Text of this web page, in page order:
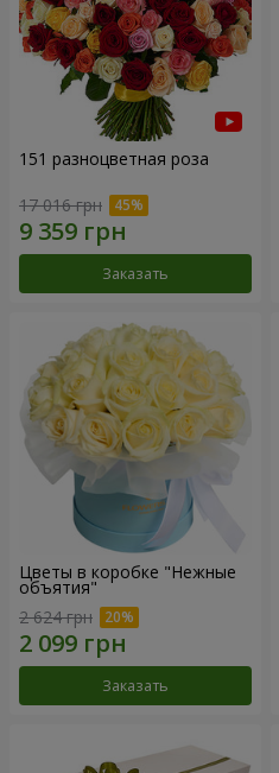
151 разноцветная роза
17 016 грн
Заказать
Цветы в коробке "Нежные
объятия"
2 624 грн
Заказать